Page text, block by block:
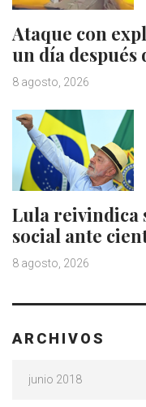
Ataque con
un día
8 agosto, 2026
Lula reivindica
social ante
8 agosto, 2026
ARCHIVOS